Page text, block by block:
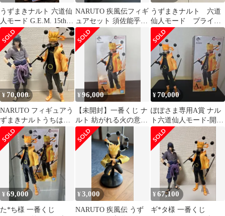
うずまきナルト 六道仙
人モード G.E.M. 15th
Anniversary
NARUTO 疾風伝フィギ
ュアセット 須佐能乎&
九喇嘛
うずまきナルト 六道
仙人モード プライズ
フィギュア NARUTO
疾風伝
¥70,000
NARUTO フィギュアう
ずまきナルトうちはサ
スケ 紡がれる火の意志
a賞 b賞
¥96,000
【未開封】一番くじ ナ
ルト 紡がれる火の意志
A賞 B賞
¥70,000
ぽぽさま専用A賞 ナル
ト六道仙人モード-開封
済み-
¥69,000
た*ち様 一番くじ
¥3,000
NARUTO 疾風伝 うず
¥67,100
ギ*タ様 一番くじ